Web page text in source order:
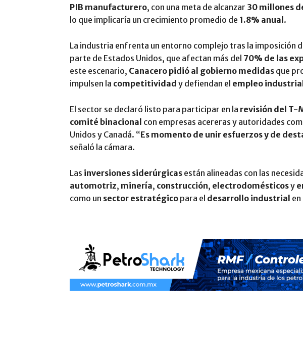
PIB manufacturero, con una meta de alcanzar 30 millones
lo que implicaría un crecimiento promedio de 1.8% anual.
La industria enfrenta un entorno complejo tras la imposición
parte de Estados Unidos, que afectan más del 70% de las
este escenario, Canacero pidió al gobierno medidas que
impulsen la competitividad y defiendan el empleo
El sector se declaró listo para participar en la revisión del T-
comité binacional con empresas acereras y autoridades
Unidos y Canadá. “Es momento de unir esfuerzos y de
señaló la cámara.
Las inversiones siderúrgicas están alineadas con las
automotriz, minería, construcción, electrodomésticosy
como un sector estratégico para el desarrollo industrial